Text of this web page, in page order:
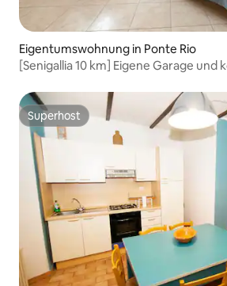
Eigentumswohnung in Ponte Rio
[Senigallia 10 km] Eigene Garage und
Superhost
Superhost